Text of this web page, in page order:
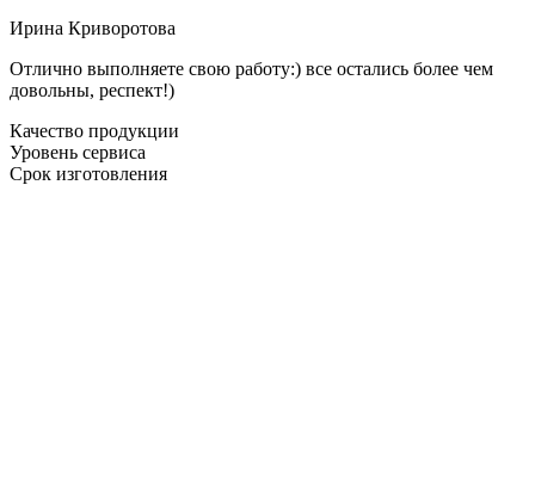
Ирина Криворотова
Отлично выполняете свою работу:) все остались более чем
довольны, респект!)
Качество продукции
Уровень сервиса
Срок изготовления